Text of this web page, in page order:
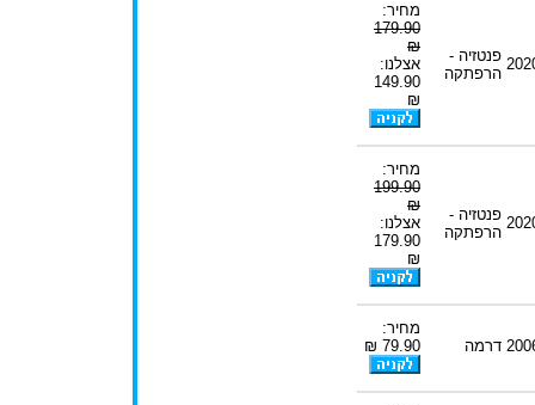
פנטזיה -
הרפתקה
מחיר:
179.90
₪
אצלנו:
149.90
₪
פנטזיה -
הרפתקה
מחיר:
199.90
₪
אצלנו:
179.90
₪
דרמה
מחיר:
79.90 ₪